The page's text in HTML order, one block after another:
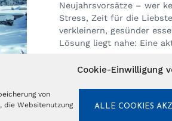
Cookie-Einwilligung
von
die Websitenutzung
ALLE COOKIES
Neujahrsvorsätze – wer
Stress, Zeit für die
verkleinern, gesünder
Lösung liegt nahe: Eine
Tourismus Lifestyle